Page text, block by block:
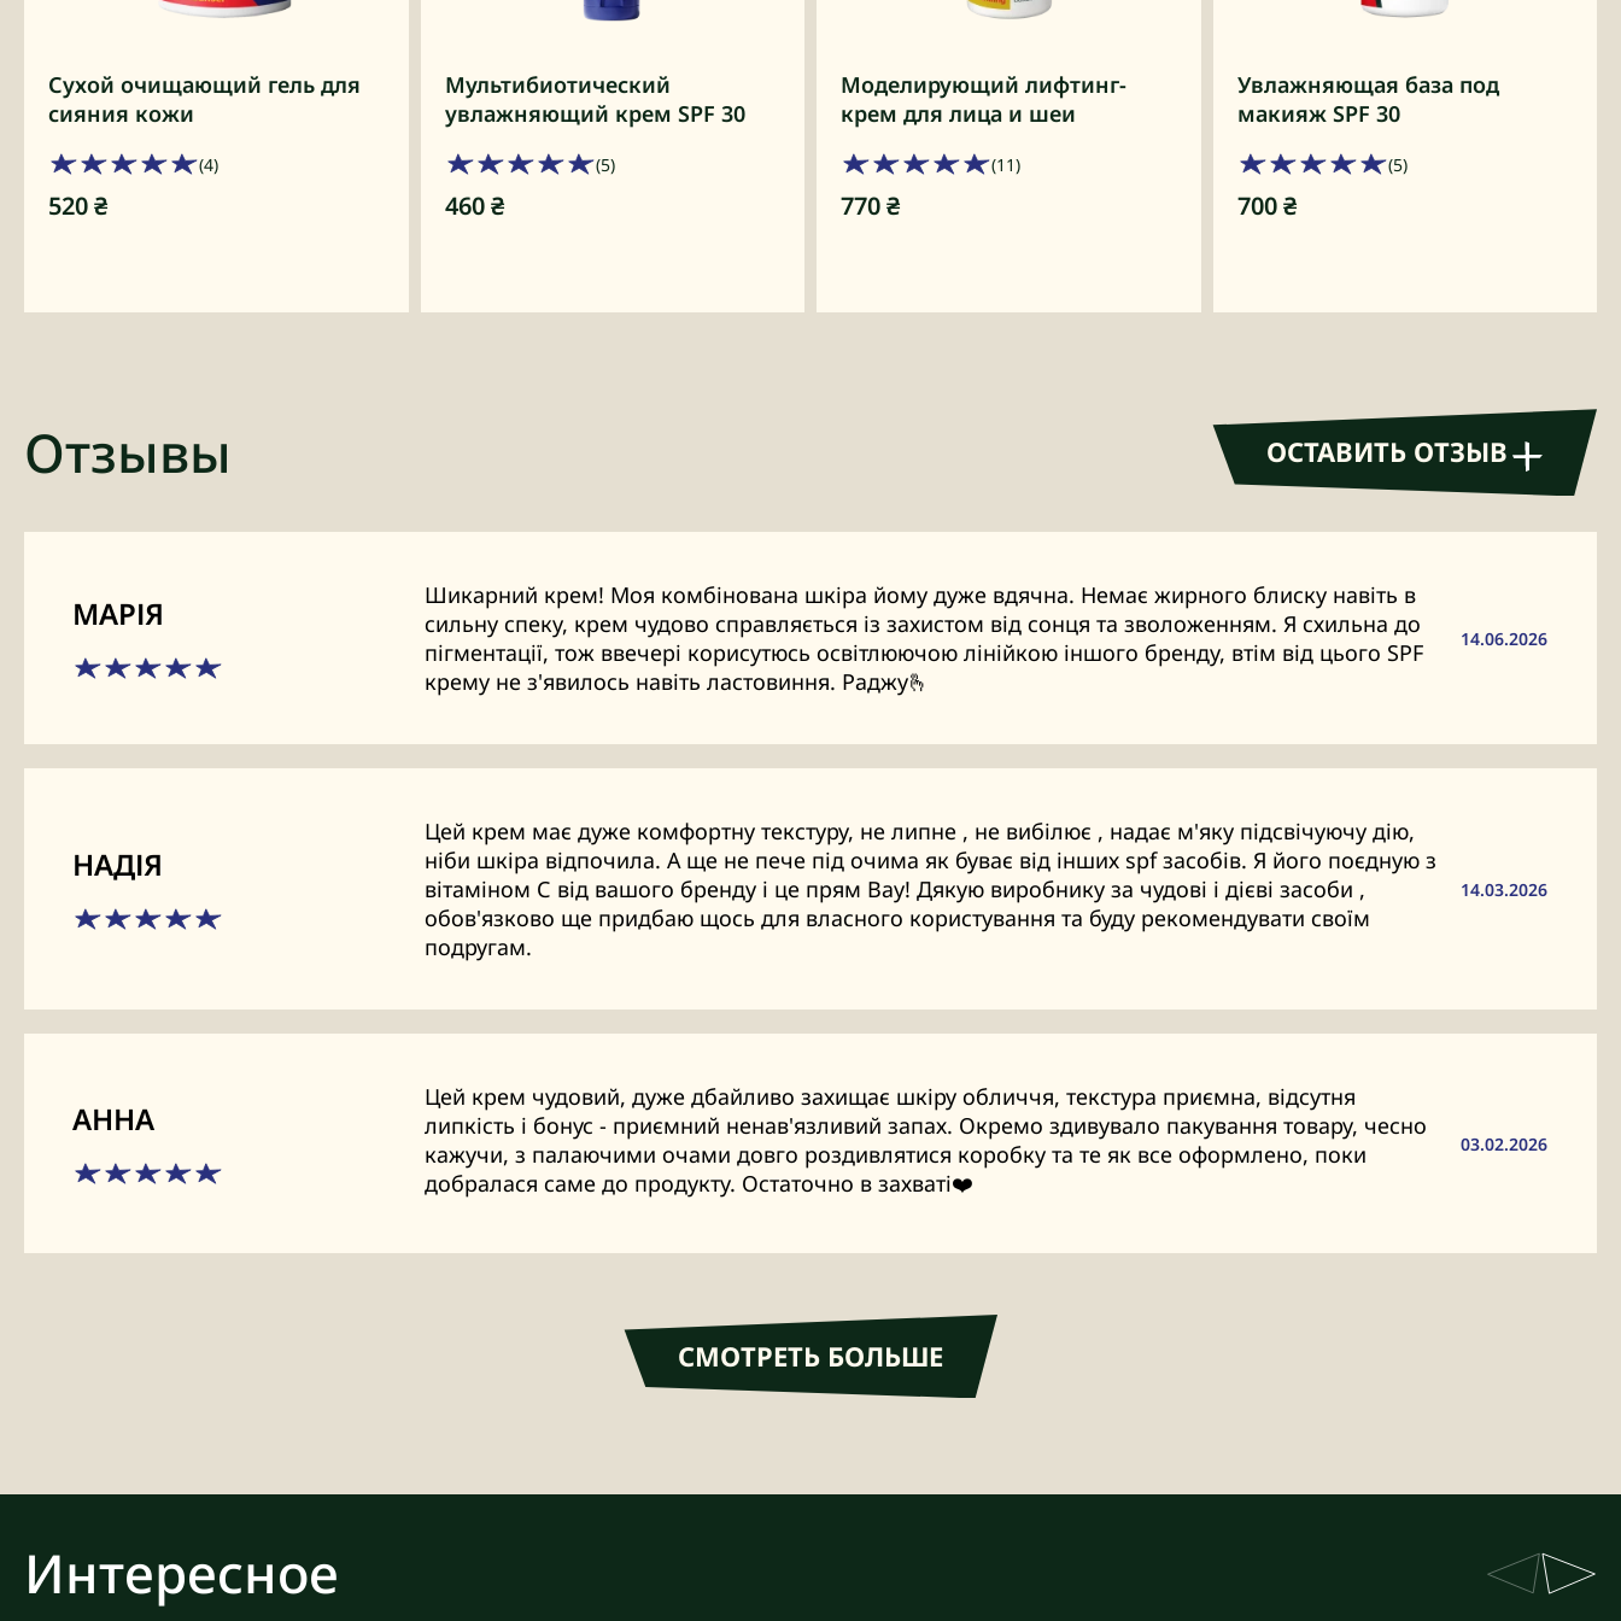
Сухой очищающий гель для
сияния кожи
(4)
520₴
Мультибиотический
увлажняющий крем SPF 30
(5)
460₴
Моделирующий лифтинг-
крем для лица и шеи
(11)
770₴
Увлажняющая база под
макияж SPF 30
(5)
700₴
Отзывы ОСТАВИТЬ ОТЗЫВ
МАРІЯ
Шикарний крем! Моя комбінована шкіра йому дуже вдячна. Немає жирного блиску навіть в
сильну спеку, крем чудово справляється із захистом від сонця та зволоженням. Я схильна до
пігментації, тож ввечері корисутюсь освітлюючою лінійкою іншого бренду, втім від цього SPF
крему не з'явилось навіть ластовиння. Раджу🫰
14.06.2026
НАДІЯ
Цей крем має дуже комфортну текстуру, не липне , не вибілює , надає м'яку підсвічуючу дію,
ніби шкіра відпочила. А ще не пече під очима як буває від інших spf засобів. Я його поєдную з
вітаміном С від вашого бренду і це прям Вау! Дякую виробнику за чудові і дієві засоби ,
обов'язково ще придбаю щось для власного користування та буду рекомендувати своїм
подругам.
14.03.2026
АННА
Цей крем чудовий, дуже дбайливо захищає шкіру обличчя, текстура приємна, відсутня
липкість і бонус - приємний ненав'язливий запах. Окремо здивувало пакування товару, чесно
кажучи, з палаючими очами довго роздивлятися коробку та те як все оформлено, поки
добралася саме до продукту. Остаточно в захваті❤️
03.02.2026
СМОТРЕТЬ БОЛЬШЕ
Интересное